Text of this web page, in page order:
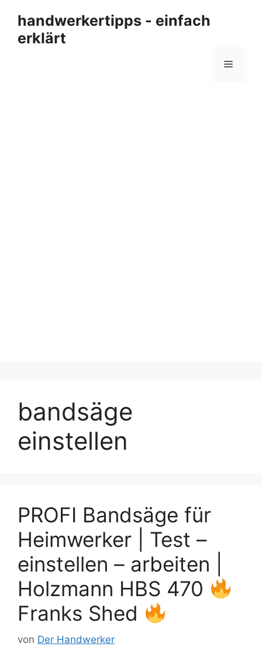
Inhalt
springen
handwerkertipps - einfach
erklärt
Menü
bandsäge
einstellen
PROFI Bandsäge für
Heimwerker | Test –
einstellen – arbeiten |
Holzmann HBS 470
Franks Shed
von Der Handwerker